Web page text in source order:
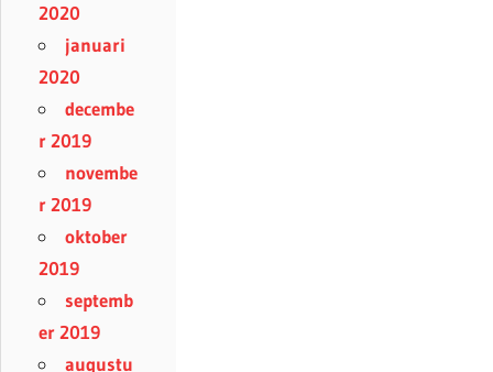
2020
januari
2020
decembe
r 2019
novembe
r 2019
oktober
2019
septemb
er 2019
augustu